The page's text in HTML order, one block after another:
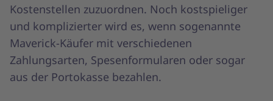
Kostenstellen zuzuordnen. Noch kostspieliger
und komplizierter wird es, wenn sogenannte
Maverick-Käufer mit verschiedenen
Zahlungsarten, Spesenformularen oder sogar
aus der Portokasse bezahlen.